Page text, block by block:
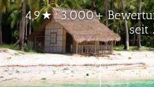
4,9★ · 3.000+
seit
FRAG